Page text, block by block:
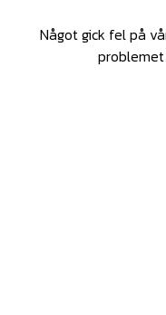
Något gick fel på